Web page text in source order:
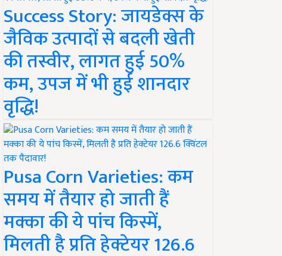
Success Story: जायडेक्स के
जैविक उत्पादों से बदली खेती
की तस्वीर, लागत हुई 50%
कम, उपज में भी हुई शानदार
वृद्धि!
Pusa Corn Varieties: कम
समय में तैयार हो जाती हैं
मक्का की ये पांच किस्में,
मिलती है प्रति हेक्टेयर 126.6